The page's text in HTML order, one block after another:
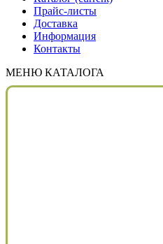
Прайс-листы
Доставка
Информация
Контакты
МЕНЮ КАТАЛОГА